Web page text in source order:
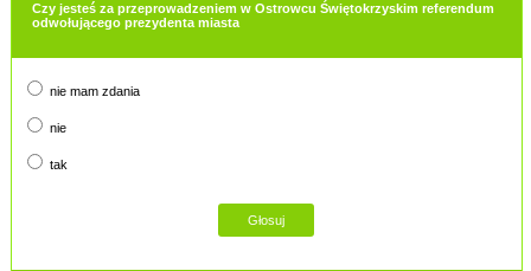
Czy jesteś za przeprowadzeniem w Ostrowcu Świętokrzyskim referendum
odwołującego prezydenta miasta
nie mam zdania
nie
tak